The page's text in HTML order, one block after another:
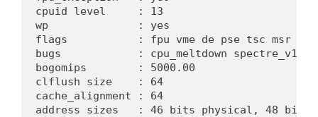
cpuid level     : 13
wp              : yes
flags           : fpu vme de pse tsc msr pae
bugs            : cpu_meltdown spectre_v1
bogomips        : 5000.00
clflush size    : 64
cache_alignment : 64
address sizes   : 46 bits physical, 48